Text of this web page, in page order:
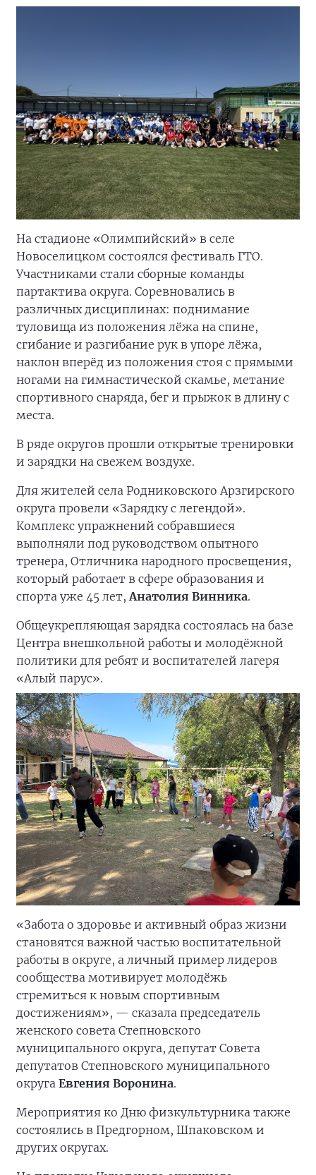
На стадионе «Олимпийский» в селе
Новоселицком состоялся фестиваль ГТО.
Участниками стали сборные команды
партактива округа. Соревновались в
различных дисциплинах: поднимание
туловища из положения лёжа на спине,
сгибание и разгибание рук в упоре лёжа,
наклон вперёд из положения стоя с прямыми
ногами на гимнастической скамье, метание
спортивного снаряда, бег и прыжок в длину с
места.
В ряде округов прошли открытые тренировки
и зарядки на свежем воздухе.
Для жителей села Родниковского Арзгирского
округа провели «Зарядку с легендой».
Комплекс упражнений собравшиеся
выполняли под руководством опытного
тренера, Отличника народного просвещения,
который работает в сфере образования и
спорта уже 45 лет, Анатолия Винника.
Общеукрепляющая зарядка состоялась на базе
Центра внешкольной работы и молодёжной
политики для ребят и воспитателей лагеря
«Алый парус».
«Забота о здоровье и активный образ жизни
становятся важной частью воспитательной
работы в округе, а личный пример лидеров
сообщества мотивирует молодёжь
стремиться к новым спортивным
достижениям», — сказала председатель
женского совета Степновского
муниципального округа, депутат Совета
депутатов Степновского муниципального
округа Евгения Воронина.
Мероприятия ко Дню физкультурника также
состоялись в Предгорном, Шпаковском и
других округах.